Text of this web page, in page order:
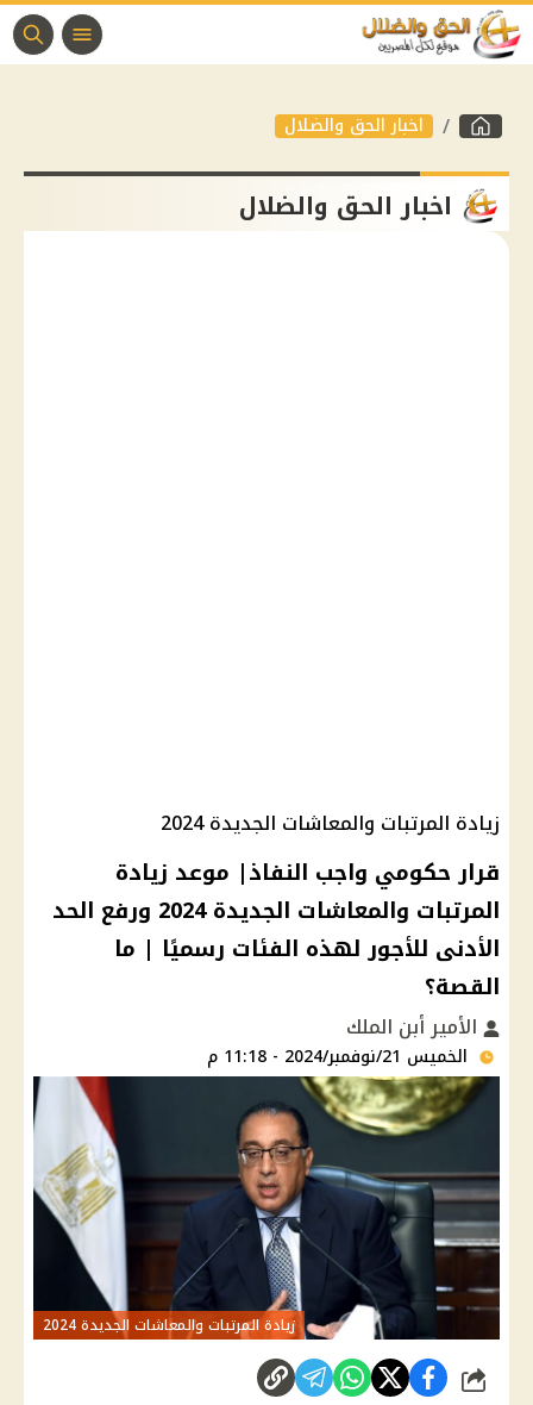
اخبار الحق والضلال
اخبار الحق والضلال
زيادة المرتبات والمعاشات الجديدة 2024
قرار حكومي واجب النفاذ| موعد زيادة
المرتبات والمعاشات الجديدة 2024 ورفع الحد
الأدنى للأجور لهذه الفئات رسميًا | ما
القصة؟
الأمير أبن الملك
الخميس 21/نوفمبر/2024 - 11:18 م
زيادة المرتبات والمعاشات الجديدة 2024
شارك